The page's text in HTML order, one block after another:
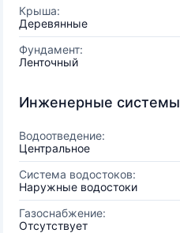
Крыша:
Деревянные
Фундамент:
Ленточный
Инженерные системы
Водоотведение:
Центральное
Система водостоков:
Наружные водостоки
Газоснабжение:
Отсутствует